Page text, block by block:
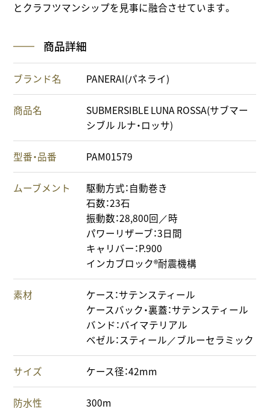
とクラフツマンシップを見事に融合させています。
商品詳細
ブランド名 PANERAI(パネライ)
商品名
SUBMERSIBLE LUNA ROSSA(サブマー
シブル ルナ・ロッサ)
型番・品番 PAM01579
ムーブメント
駆動方式：自動巻き
石数：23石
振動数：28,800回／時
パワーリザーブ：3日間
キャリバー：P.900
インカブロック®耐震機構
素材
ケース：サテンスティール
ケースバック・裏蓋：サテンスティール
バンド：バイマテリアル
ベゼル：スティール／ブルーセラミック
サイズ ケース径：42mm
防水性 300m